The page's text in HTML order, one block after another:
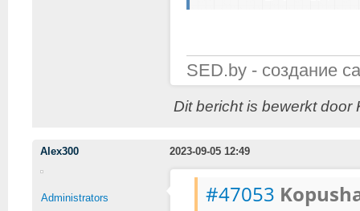
SED.by - создание
Dit bericht is bewerkt door
Alex300 2023-09-05 12:49
Administrators #47053